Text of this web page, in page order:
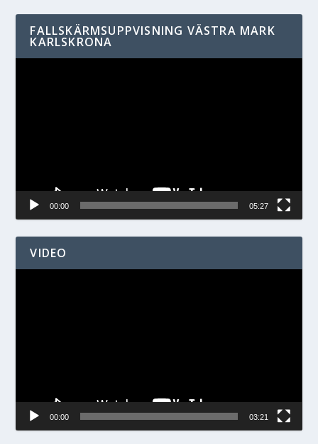
FALLSKÄRMSUPPVISNING VÄSTRA MARK
KARLSKRONA
00:00 05:27
VIDEO
00:00 03:21